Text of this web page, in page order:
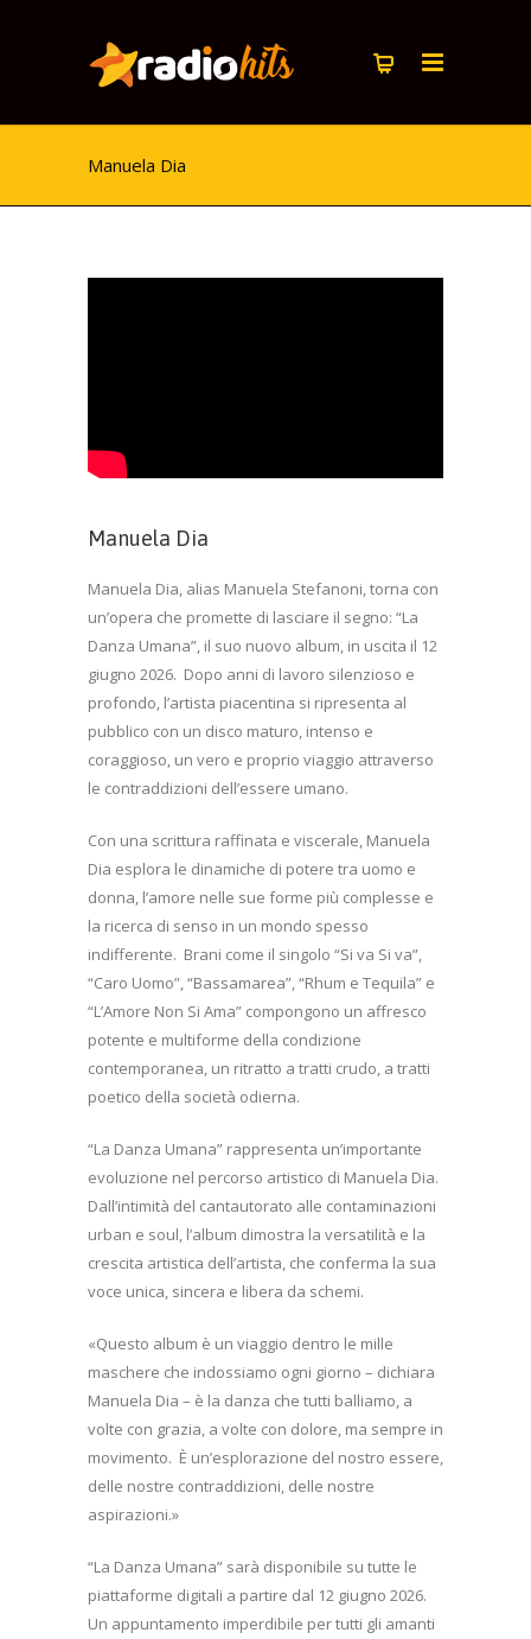
Manuela Dia
Manuela Dia
Manuela Dia, alias Manuela Stefanoni, torna con
un’opera che promette di lasciare il segno: “La
Danza Umana”, il suo nuovo album, in uscita il 12
giugno 2026. Dopo anni di lavoro silenzioso e
profondo, l’artista piacentina si ripresenta al
pubblico con un disco maturo, intenso e
coraggioso, un vero e proprio viaggio attraverso
le contraddizioni dell’essere umano.
Con una scrittura raffinata e viscerale, Manuela
Dia esplora le dinamiche di potere tra uomo e
donna, l’amore nelle sue forme più complesse e
la ricerca di senso in un mondo spesso
indifferente. Brani come il singolo “Si va Si va”,
“Caro Uomo”, “Bassamarea”, “Rhum e Tequila” e
“L’Amore Non Si Ama” compongono un affresco
potente e multiforme della condizione
contemporanea, un ritratto a tratti crudo, a tratti
poetico della società odierna.
“La Danza Umana” rappresenta un’importante
evoluzione nel percorso artistico di Manuela Dia.
Dall’intimità del cantautorato alle contaminazioni
urban e soul, l’album dimostra la versatilità e la
crescita artistica dell’artista, che conferma la sua
voce unica, sincera e libera da schemi.
«Questo album è un viaggio dentro le mille
maschere che indossiamo ogni giorno – dichiara
Manuela Dia – è la danza che tutti balliamo, a
volte con grazia, a volte con dolore, ma sempre in
movimento. È un’esplorazione del nostro essere,
delle nostre contraddizioni, delle nostre
aspirazioni.»
“La Danza Umana” sarà disponibile su tutte le
piattaforme digitali a partire dal 12 giugno 2026.
Un appuntamento imperdibile per tutti gli amanti